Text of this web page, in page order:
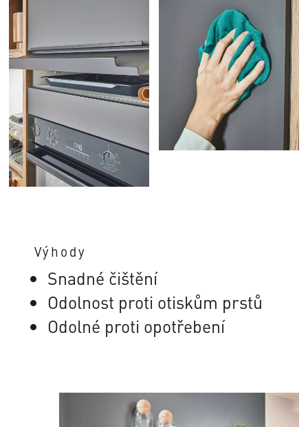
Výhody
Snadné čištění
Odolnost proti otiskům prstů
Odolné proti opotřebení